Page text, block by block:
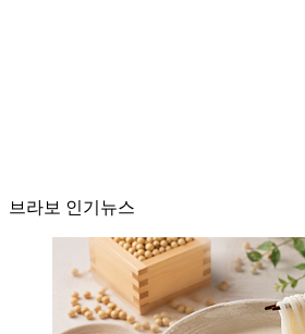
브라보 인기뉴스